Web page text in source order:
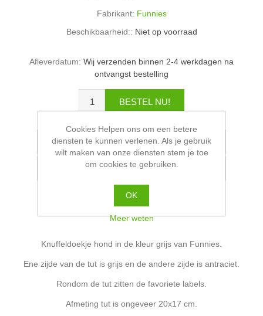
Fabrikant: Funnies
Beschikbaarheid:: Niet op voorraad
Afleverdatum: Wij verzenden binnen 2-4 werkdagen na
ontvangst bestelling
Knuffeldoekje hond in de kleur grijs van Funnies.
Ene zijde van de tut is grijs en de andere zijde is antraciet.
Rondom de tut zitten de favoriete labels.
Afmeting tut is ongeveer 20x17 cm.
Cookies Helpen ons om een betere
diensten te kunnen verlenen. Als je gebruik
wilt maken van onze diensten stem je toe
om cookies te gebruiken.
OK
Meer weten